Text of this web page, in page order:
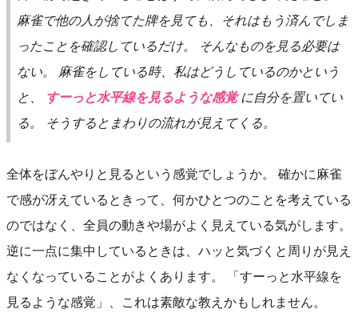
麻雀で他の人が捨てた牌を見ても、それはもう済んでしま
ったことを確認しているだけ。 そんなものを見る必要は
ない。 麻雀をしている時、私はどうしているのかという
と、
すーっと水平線を見るような感覚に自分を置いてい
る。 そうするとまわりの流れが見えてくる。
全体をぼんやりと見るという感覚でしょうか。 確かに麻雀
で感が冴えているときって、何かひとつのことを考えている
のではなく、全員の動きや場がよく見えている気がします。
逆に一点に集中しているときは、ハッと気づくと周りが見え
なくなっていることがよくあります。 「すーっと水平線を
見るような感覚」、これは素敵な教えかもしれません。